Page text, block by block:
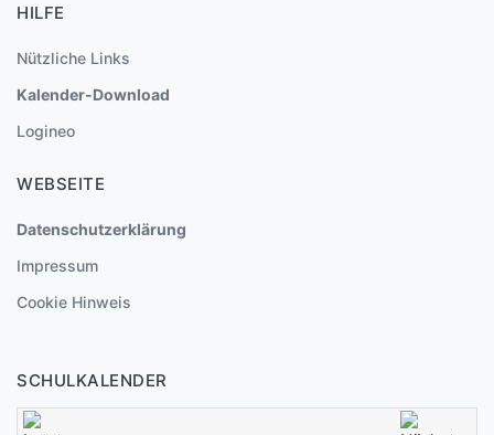
HILFE
Nützliche Links
Kalender-Download
Logineo
WEBSEITE
Datenschutzerklärung
Impressum
Cookie Hinweis
SCHULKALENDER